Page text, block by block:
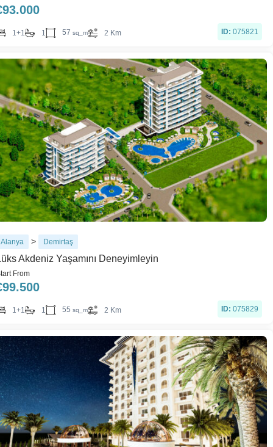
93.000
1+1 1 57 sq_m 2 Km ID: 075821
Alanya > Demirtaş
Akdeniz Yaşamını Deneyimleyin
From
99.500
1+1 1 55 sq_m 2 Km ID: 075829